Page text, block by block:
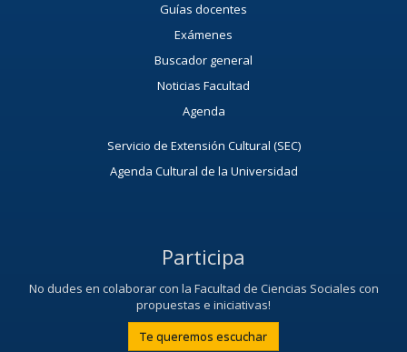
Guías docentes
Exámenes
Buscador general
Noticias Facultad
Agenda
Servicio de Extensión Cultural (SEC)
Agenda Cultural de la Universidad
Participa
No dudes en colaborar con la Facultad de Ciencias Sociales con
propuestas e iniciativas!
Te queremos escuchar